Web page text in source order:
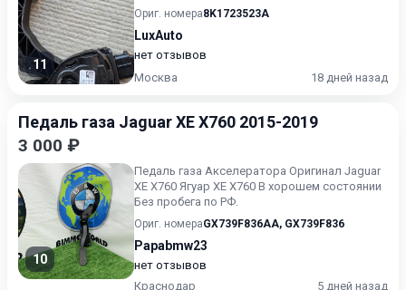
11
Ориг. номера8K1723523A
LuxAuto
нет отзывов
Москва
18 дней назад
Педаль газа Jaguar XE X760 2015-2019
3 000 ₽
10
Педаль газа Акселератора Оригинал Jaguar
XE X760 Ягуар ХЕ Х760 В хорошем состоянии
Без пробега по РФ.
Ориг. номераGX739F836AA, GX739F836
Papabmw23
нет отзывов
Краснодар
5 дней назад